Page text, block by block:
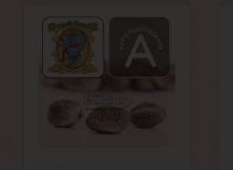
seulement 7 semaines,
moins qu'une variété
classique, sans
ou la qualité.